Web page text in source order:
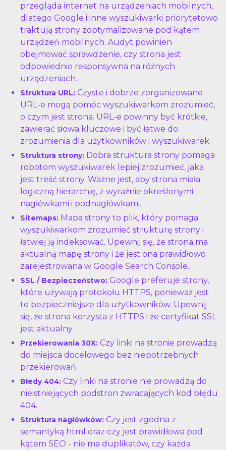
przegląda internet na urządzeniach mobilnych,
dlatego Google i inne wyszukiwarki priorytetowo
traktują strony zoptymalizowane pod kątem
urządzeń mobilnych. Audyt powinien
obejmować sprawdzenie, czy strona jest
odpowiednio responsywna na różnych
urządzeniach.
Struktura URL: Czyste i dobrze zorganizowane
URL-e mogą pomóc wyszukiwarkom zrozumieć,
o czym jest strona. URL-e powinny być krótkie,
zawierać słowa kluczowe i być łatwe do
zrozumienia dla użytkowników i wyszukiwarek.
Struktura strony: Dobra struktura strony pomaga
robotom wyszukiwarek lepiej zrozumieć, jaka
jest treść strony. Ważne jest, aby strona miała
logiczną hierarchię, z wyraźnie określonymi
nagłówkami i podnagłówkami.
Sitemaps: Mapa strony to plik, który pomaga
wyszukiwarkom zrozumieć strukturę strony i
łatwiej ją indeksować. Upewnij się, że strona ma
aktualną mapę strony i że jest ona prawidłowo
zarejestrowana w Google Search Console.
SSL / Bezpieczeństwo: Google preferuje strony,
które używają protokołu HTTPS, ponieważ jest
to bezpieczniejsze dla użytkowników. Upewnij
się, że strona korzysta z HTTPS i że certyfikat SSL
jest aktualny.
Przekierowania 30X: Czy linki na stronie prowadzą
do miejsca docelowego bez niepotrzebnych
przekierowań.
Błedy 404: Czy linki na stronie nie prowadzą do
nieistniejących podstron zwracających kod błędu
404.
Struktura nagłówków: Czy jest zgodna z
semantyką html oraz czy jest prawidłowa pod
kątem SEO - nie ma duplikatów, czy każda